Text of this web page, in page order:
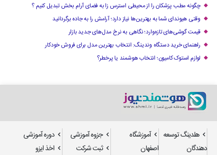
چگونه مطب پزشکان را از محیطی استرس زا به فضای آرام بخش تبدیل کنیم ؟
وقتی هیوندای شما به بهترین‌ها نیاز دارد؛ آرامش را به جاده برگردانید
قیمت گوشی‌های تازه‌وارد؛ نگاهی به نرخ مدل‌های جدید بازار
راهنمای خرید دستگاه وندینگ: انتخاب بهترین مدل برای فروش خودکار
لوازم استوک کامیون؛ انتخاب هوشمند یا پرخطر؟
هلدینگ توسعه
دهندگان
آموزشگاه
اصفهان
جزوه آموزشی
دوره آموزشی
ثبت شرکت
اخذ ایزو